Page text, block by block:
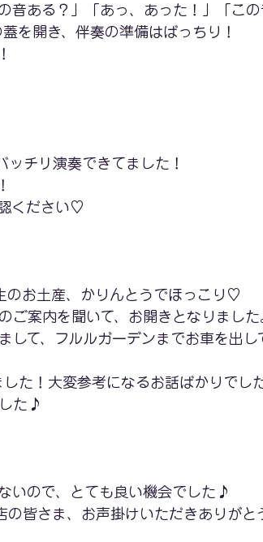
音ある？」「あっ、あった！」「こ
を開き、伴奏の準備はばっちり！
ッチリ演奏できてました！
ください♡
のお土産、かりんとうでほっこり♡
ご案内を聞いて、お開きとなりました
して、フルルガーデンまでお車を出し
た！大変参考になるお話ばかりでし
た♪
いので、とても良い機会でした♪
の皆さま、お声掛けいただきありがと